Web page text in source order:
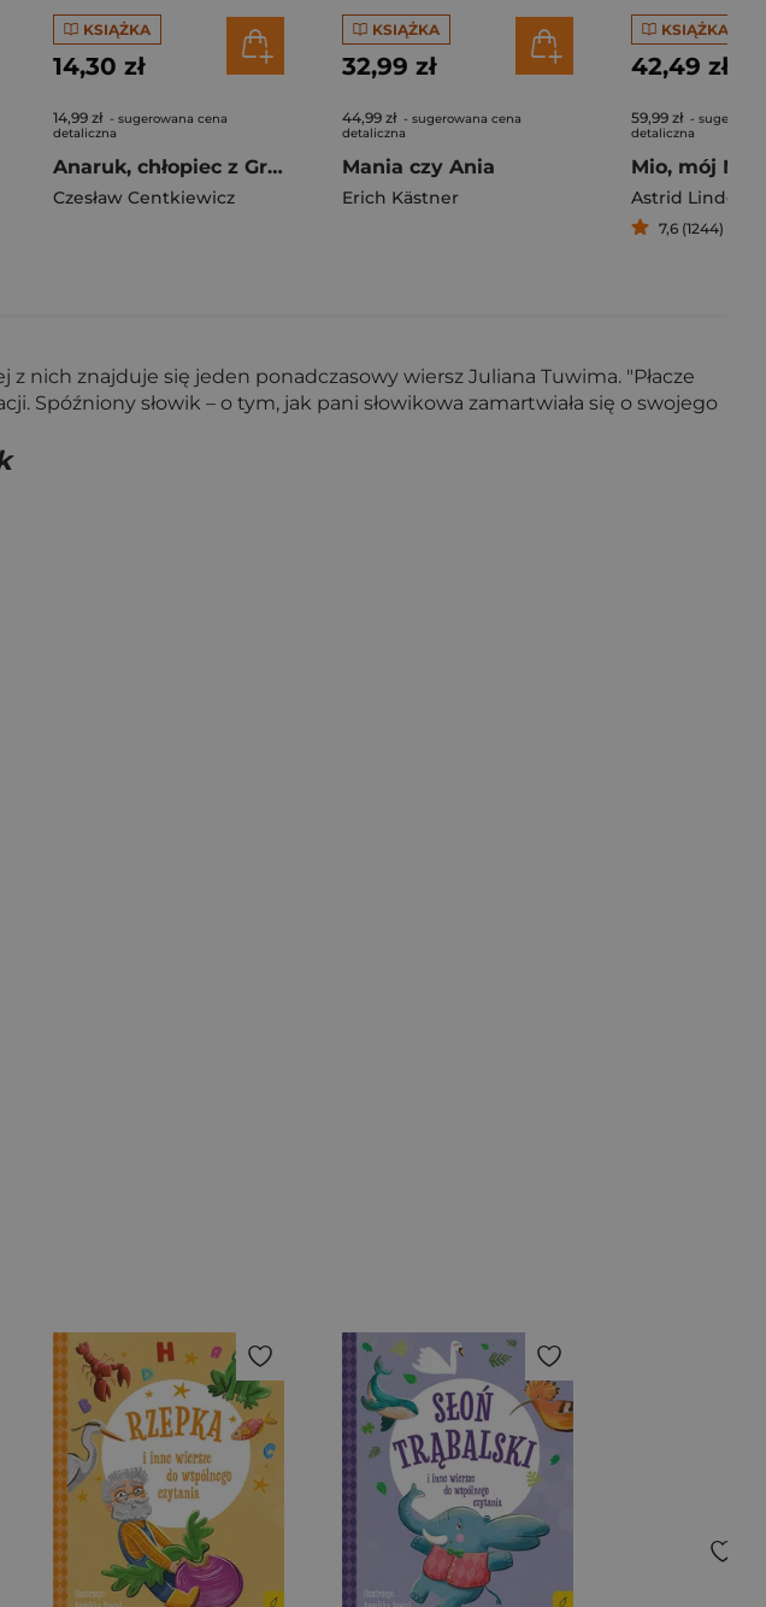
KSIĄŻKA
14,30 zł
14,99 zł - sugerowana cena
detaliczna
Anaruk, chłopiec z Grenlandii
Czesław Centkiewicz
KSIĄŻKA
32,99 zł
44,99 zł - sugerowana cena
detaliczna
Mania czy Ania
Erich Kästner
KSIĄŻKA
42,49 zł
59,99 zł -
detaliczna
Mio, mój Mio
Astrid
7,6 (1244)
nich znajduje się jeden ponadczasowy wiersz Juliana Tuwima. "Płacze
Spóźniony słowik – o tym, jak pani słowikowa zamartwiała się o swojego